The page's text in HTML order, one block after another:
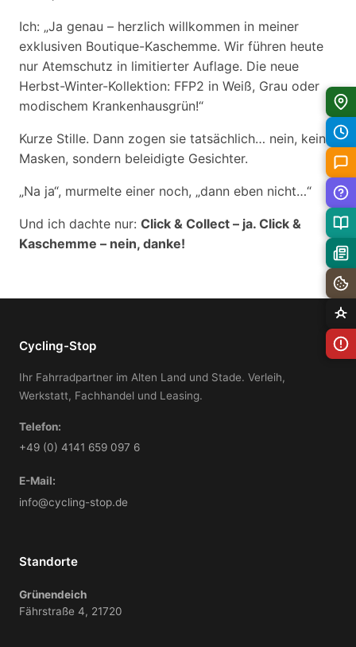
Ich: „Ja genau – herzlich willkommen in meiner
exklusiven Boutique-Kaschemme. Wir führen heute
nur Atemschutz in limitierter Auflage. Die neue
Herbst-Winter-Kollektion: FFP2 in Weiß, Grau oder
modischem Krankenhausgrün!“
Kurze Stille. Dann zogen sie tatsächlich… nein, keine
Masken, sondern beleidigte Gesichter.
„Na ja“, murmelte einer noch, „dann eben nicht…“
Und ich dachte nur: Click & Collect – ja. Click &
Kaschemme – nein, danke!
Cycling-Stop
Ihr Fahrradpartner im Alten Land und Stade. Verleih,
Werkstatt, Fachhandel und Leasing.
Telefon:
+49 (0) 4141 659 097 6
E-Mail:
info@cycling-stop.de
Standorte
Grünendeich
Fährstraße 4, 21720